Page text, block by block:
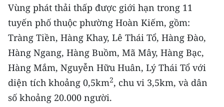
Đồng bằng sông Cửu Long
Chuyên trang Hà Nội
Chuyên trang TP. Hồ Chí Minh
CHUYÊN ĐỀ
CÁC CHUYÊN TRANG
Vùng phát thải thấp được giới hạn trong 11
tuyến phố thuộc phường Hoàn Kiếm, gồm:
Tràng Tiền, Hàng Khay, Lê Thái Tổ, Hàng Đào,
Hàng Ngang, Hàng Buồm, Mã Mây, Hàng Bạc,
Hàng Mắm, Nguyễn Hữu Huân, Lý Thái Tổ với
diện tích khoảng 0,5km2, chu vi 3,5km, và dân
số khoảng 20.000 người.